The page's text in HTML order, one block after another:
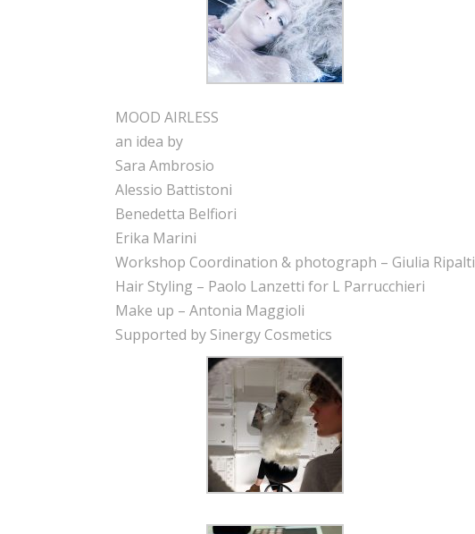
MOOD AIRLESS
an idea by
Sara Ambrosio
Alessio Battistoni
Benedetta Belfiori
Erika Marini
Workshop Coordination & photograph – Giulia Ripalti
Hair Styling – Paolo Lanzetti for L Parrucchieri
Make up – Antonia Maggioli
Supported by Sinergy Cosmetics